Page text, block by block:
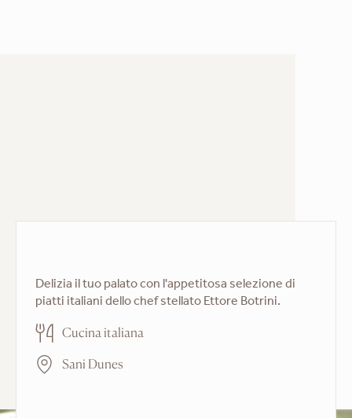
Delizia il tuo palato con l'appetitosa selezione di
piatti italiani dello chef stellato Ettore Botrini.
Cucina italiana
Sani Dunes